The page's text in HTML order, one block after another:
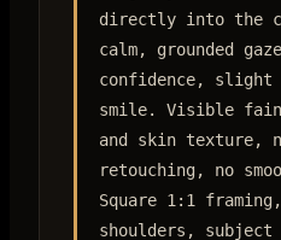
directly into the
calm, grounded
confidence, slight
smile. Visible
and skin texture,
retouching, no
Square 1:1
shoulders, subject